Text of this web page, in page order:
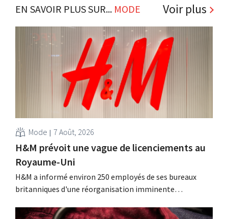
EN SAVOIR PLUS SUR... MODE Voir plus
Mode 7 Août, 2026
H&M prévoit une vague de licenciements au
Royaume-Uni
H&M a informé environ 250 employés de ses bureaux
britanniques d'une réorganisation imminente
Cette restructuration fait suite à des mesures prises